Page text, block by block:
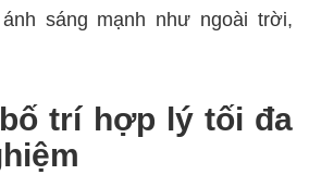
sáng mạnh như ngoài trời,
trí hợp lý tối đa